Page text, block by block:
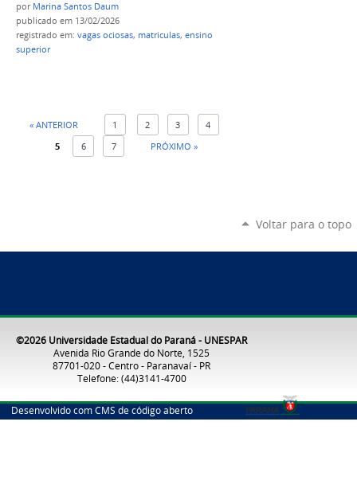
por Marina Santos Daum
publicado em 13/02/2026
registrado em: vagas ociosas, matriculas, ensino
superior
« ANTERIOR 1 2 3
4
5
6 7 PRÓXIMO »
Voltar para o topo
©2026 Universidade Estadual do Paraná - UNESPAR
Avenida Rio Grande do Norte, 1525
87701-020 - Centro - Paranavaí - PR
Telefone: (44)3141-4700
Desenvolvido com CMS de código aberto